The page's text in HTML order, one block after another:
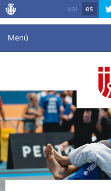
val es
Menú
Agenda
Instalaciones
Comunicación
Valencia en deporte